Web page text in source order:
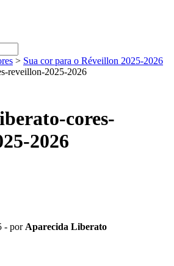
> Sua cor para o Réveillon 2025-2026
reveillon-2025-2026
cores-
2026
- por Aparecida Liberato